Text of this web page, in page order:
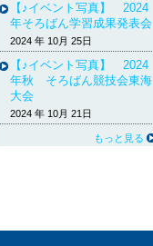
【♪イベント写真】 2024
年そろばん学習成果発表会
2024 年 10月 25日
【♪イベント写真】 2024
年秋 そろばん競技会東海
大会
2024 年 10月 21日
もっと見る